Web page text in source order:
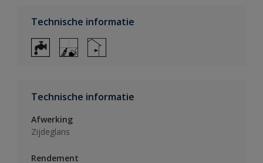
Technische informatie
Technische informatie
Afwerking
Zijdeglans
Rendement